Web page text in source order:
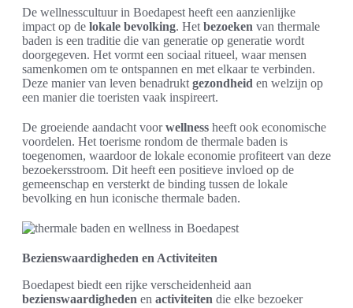
De wellnesscultuur in Boedapest heeft een aanzienlijke
impact op de lokale bevolking. Het bezoeken van thermale
baden is een traditie die van generatie op generatie wordt
doorgegeven. Het vormt een sociaal ritueel, waar mensen
samenkomen om te ontspannen en met elkaar te verbinden.
Deze manier van leven benadrukt gezondheid en welzijn op
een manier die toeristen vaak inspireert.
De groeiende aandacht voorwellness heeft ook economische
voordelen. Het toerisme rondom de thermale baden is
toegenomen, waardoor de lokale economie profiteert van deze
bezoekersstroom. Dit heeft een positieve invloed op de
gemeenschap en versterkt de binding tussen de lokale
bevolking en hun iconische thermale baden.
Bezienswaardigheden en Activiteiten
Boedapest biedt een rijke verscheidenheid aan
bezienswaardigheden en activiteiten die elke bezoeker